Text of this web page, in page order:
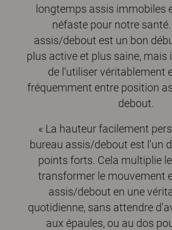
longtemps assis immobiles
néfaste pour notre
assis/debout est un bon
plus active et plus saine, mais
de l'utiliser véritablement
fréquemment entre position
debout.
« La hauteur facilement
bureau assis/debout est l'un
points forts. Cela multiplie
transformer le mouvement
assis/debout en une
quotidienne, sans attendre
aux épaules, ou au dos